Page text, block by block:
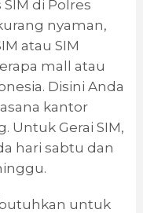
di Polres
nyaman,
atau SIM
mall atau
Disini Anda
kantor
Untuk Gerai SIM,
hari sabtu dan
untuk